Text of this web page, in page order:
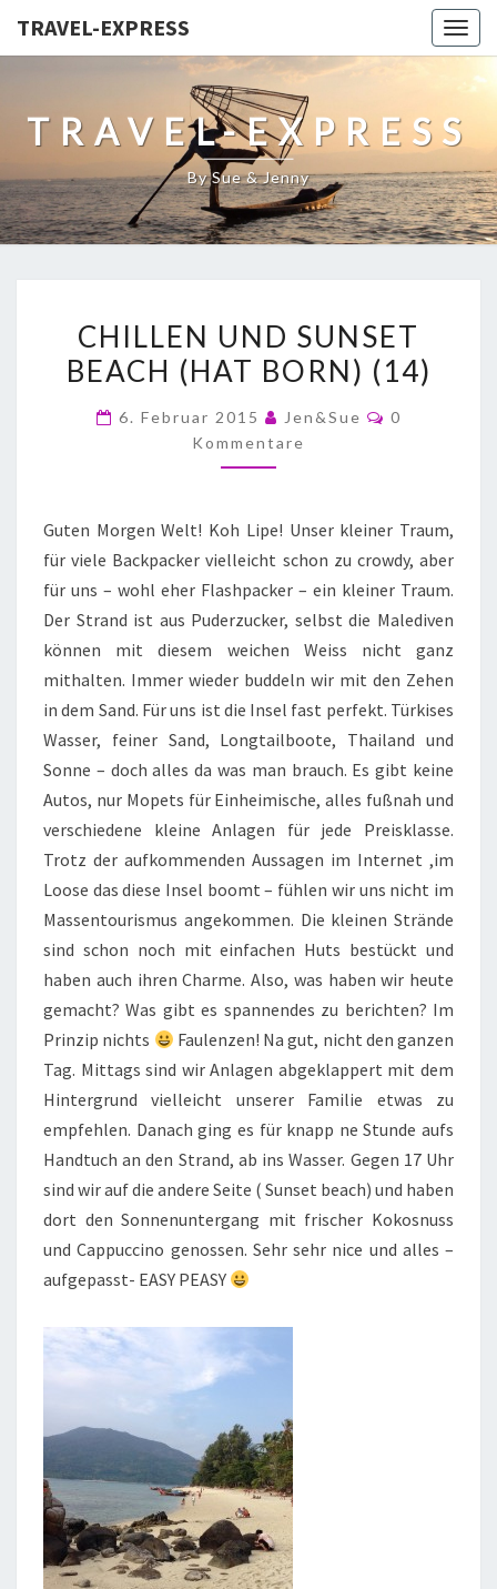
TRAVEL-EXPRESS
TRAVEL-EXPRESS
By Sue & Jenny
CHILLEN UND SUNSET
BEACH (HAT BORN) (14)
6. Februar 2015 Jen&Sue
0
Kommentare
Guten Morgen Welt! Koh Lipe! Unser kleiner Traum,
für viele Backpacker vielleicht schon zu crowdy, aber
für uns – wohl eher Flashpacker – ein kleiner Traum.
Der Strand ist aus Puderzucker, selbst die Malediven
können mit diesem weichen Weiss nicht ganz
mithalten. Immer wieder buddeln wir mit den Zehen
in dem Sand. Für uns ist die Insel fast perfekt. Türkises
Wasser, feiner Sand, Longtailboote, Thailand und
Sonne – doch alles da was man brauch. Es gibt keine
Autos, nur Mopets für Einheimische, alles fußnah und
verschiedene kleine Anlagen für jede Preisklasse.
Trotz der aufkommenden Aussagen im Internet ,im
Loose das diese Insel boomt – fühlen wir uns nicht im
Massentourismus angekommen. Die kleinen Strände
sind schon noch mit einfachen Huts bestückt und
haben auch ihren Charme. Also, was haben wir heute
gemacht? Was gibt es spannendes zu berichten? Im
Prinzip nichts
Faulenzen! Na gut, nicht den ganzen
Tag. Mittags sind wir Anlagen abgeklappert mit dem
Hintergrund vielleicht unserer Familie etwas zu
empfehlen. Danach ging es für knapp ne Stunde aufs
Handtuch an den Strand, ab ins Wasser. Gegen 17 Uhr
sind wir auf die andere Seite ( Sunset beach) und haben
dort den Sonnenuntergang mit frischer Kokosnuss
und Cappuccino genossen. Sehr sehr nice und alles –
aufgepasst- EASY PEASY